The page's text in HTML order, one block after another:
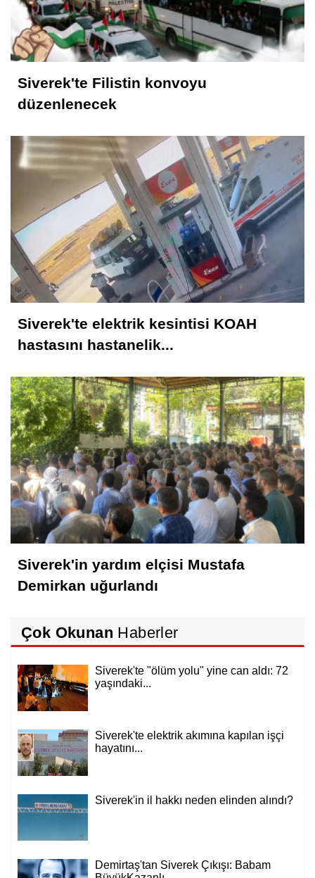
Siverek'te Filistin konvoyu
düzenlenecek
Siverek'te elektrik kesintisi KOAH
hastasını hastanelik...
Siverek'in yardım elçisi Mustafa
Demirkan uğurlandı
Çok Okunan Haberler
Siverek'te "ölüm yolu" yine can aldı: 72
yaşındaki...
Siverek'te elektrik akımına kapılan işçi
hayatını...
Siverek'in il hakkı neden elinden alındı?
Demirtaş'tan Siverek Çıkışı: Babam